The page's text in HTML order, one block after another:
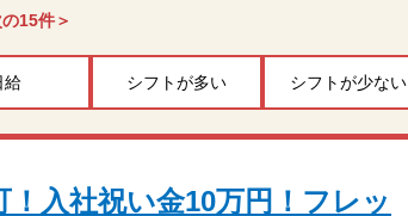
15件＞
給 シフトが多い シフトが少ない
！入社祝い金10万円！フレッ